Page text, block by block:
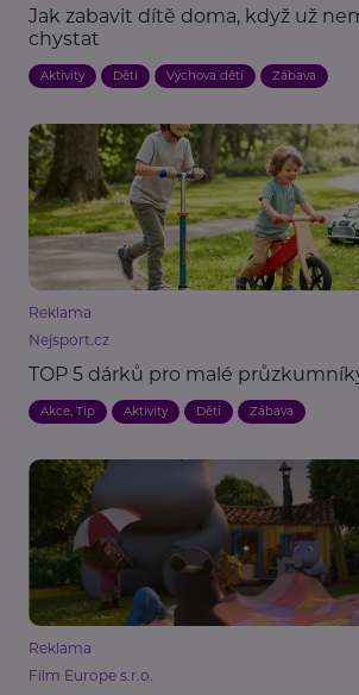
Jak zabavit dítě doma, když už
chystat
Aktivity Děti Výchova dětí Zábava
Reklama
Nejsport.cz
TOP 5 dárků pro malé
Akce, Tip Aktivity Děti Zábava
Reklama
Film Europe s.r.o.